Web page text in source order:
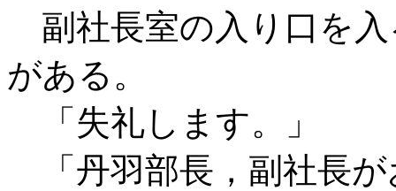
副社長室の入り口を
がある。
「失礼します。」
「丹羽部長，副社長